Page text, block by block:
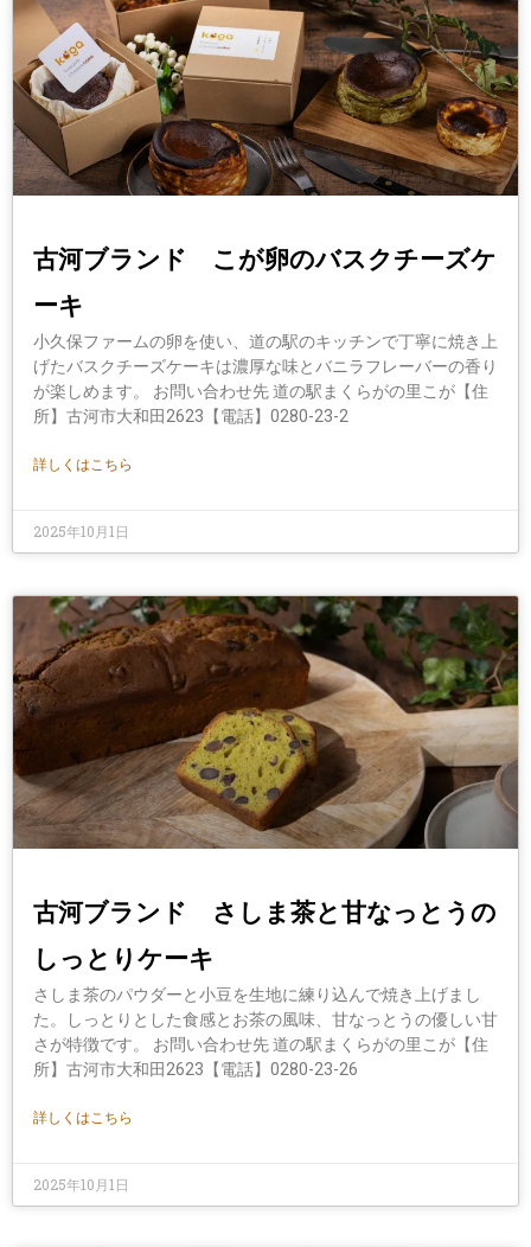
古河ブランド こが卵のバスクチーズケ
ーキ
小久保ファームの卵を使い、道の駅のキッチンで丁寧に焼き上
げたバスクチーズケーキは濃厚な味とバニラフレーバーの香り
が楽しめます。 お問い合わせ先 道の駅まくらがの里こが【住
所】古河市大和田2623【電話】0280-23-2
詳しくはこちら
2025年10月1日
古河ブランド さしま茶と甘なっとうの
しっとりケーキ
さしま茶のパウダーと小豆を生地に練り込んで焼き上げまし
た。しっとりとした食感とお茶の風味、甘なっとうの優しい甘
さが特徴です。 お問い合わせ先 道の駅まくらがの里こが【住
所】古河市大和田2623【電話】0280-23-26
詳しくはこちら
2025年10月1日